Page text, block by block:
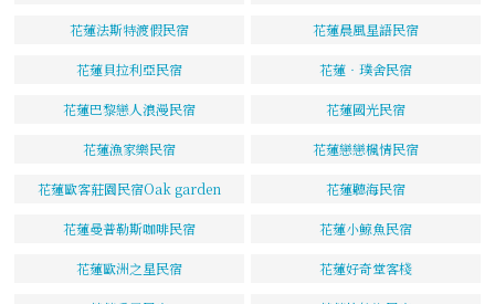
花蓮法斯特渡假民宿 花蓮晨風星語民宿
花蓮貝拉利亞民宿 花蓮‧璞舍民宿
花蓮巴黎戀人浪漫民宿 花蓮國光民宿
花蓮漁家樂民宿 花蓮戀戀楓情民宿
花蓮歐客莊園民宿Oak garden 花蓮聽海民宿
花蓮曼普勒斯咖啡民宿 花蓮小鯨魚民宿
花蓮歐洲之星民宿 花蓮好奇堂客棧